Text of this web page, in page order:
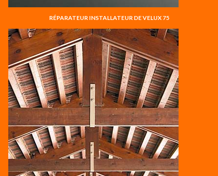
RÉPARATEUR INSTALLATEUR DE VELUX 75